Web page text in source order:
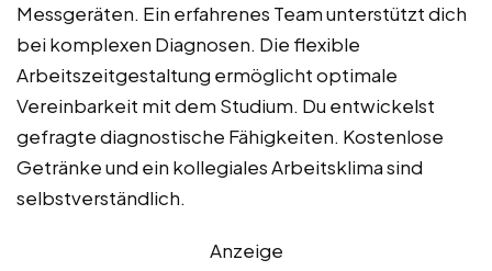
Messgeräten. Ein erfahrenes Team unterstützt dich
bei komplexen Diagnosen. Die flexible
Arbeitszeitgestaltung ermöglicht optimale
Vereinbarkeit mit dem Studium. Du entwickelst
gefragte diagnostische Fähigkeiten. Kostenlose
Getränke und ein kollegiales Arbeitsklima sind
selbstverständlich.
Anzeige